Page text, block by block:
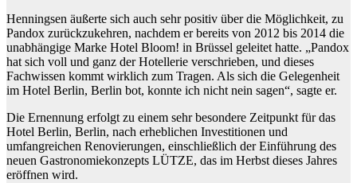
Henningsen äußerte sich auch sehr positiv über die Möglichkeit, zu
Pandox zurückzukehren, nachdem er bereits von 2012 bis 2014 die
unabhängige Marke Hotel Bloom! in Brüssel geleitet hatte. „Pandox
hat sich voll und ganz der Hotellerie verschrieben, und dieses
Fachwissen kommt wirklich zum Tragen. Als sich die Gelegenheit
im Hotel Berlin, Berlin bot, konnte ich nicht nein sagen“, sagte er.
Die Ernennung erfolgt zu einem sehr besondere Zeitpunkt für das
Hotel Berlin, Berlin, nach erheblichen Investitionen und
umfangreichen Renovierungen, einschließlich der Einführung des
neuen Gastronomiekonzepts LÜTZE, das im Herbst dieses Jahres
eröffnen wird.